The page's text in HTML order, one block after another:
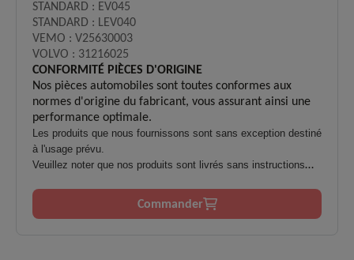
STANDARD : EV045
STANDARD : LEV040
VEMO : V25630003
VOLVO : 31216025
CONFORMITÉ PIÈCES D'ORIGINE
Nos pièces automobiles sont toutes conformes aux
normes d'origine du fabricant, vous assurant ainsi une
performance optimale.
Les produits que nous fournissons sont sans exception destiné
à l'usage prévu.
Veuillez noter que nos produits sont livrés sans instructions
L'installation ne doit être effectuée que par du personnel
qualifié et formé.
Commander